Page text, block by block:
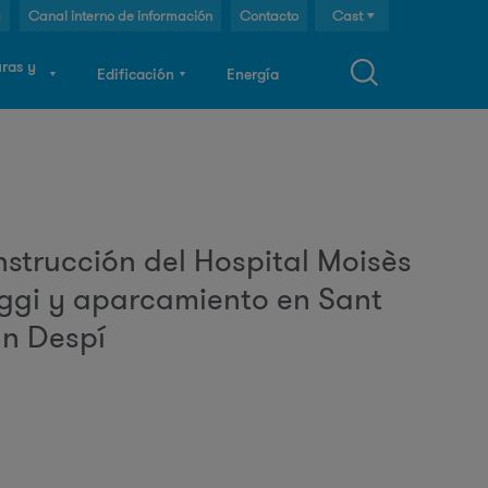
y
Edificación Energía
Cast
Eng
Canal interno de información Contacto
del Hospital Moisès
y aparcamiento en Sant
Despí